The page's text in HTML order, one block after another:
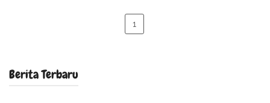
1
Berita Terbaru